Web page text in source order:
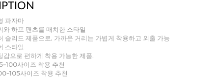
파자마
와 하프 팬츠를 매치한 스타일
솔리드 제품으로, 가까운 거리는 가볍게 착용하고 외출 가능
스타일.
감으로 편하게 착용 가능한 제품.
사이즈 착용 추천
사이즈 착용 추천